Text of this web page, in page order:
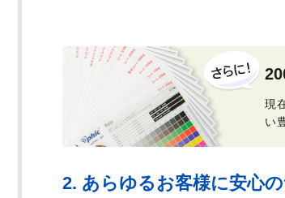
現
い
2. あらゆるお客様に安心